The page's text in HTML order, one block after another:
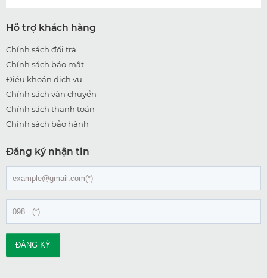
Hỗ trợ khách hàng
Chính sách đổi trả
Chính sách bảo mật
Điều khoản dịch vụ
Chính sách vận chuyển
Chính sách thanh toán
Chính sách bảo hành
Đăng ký nhận tin